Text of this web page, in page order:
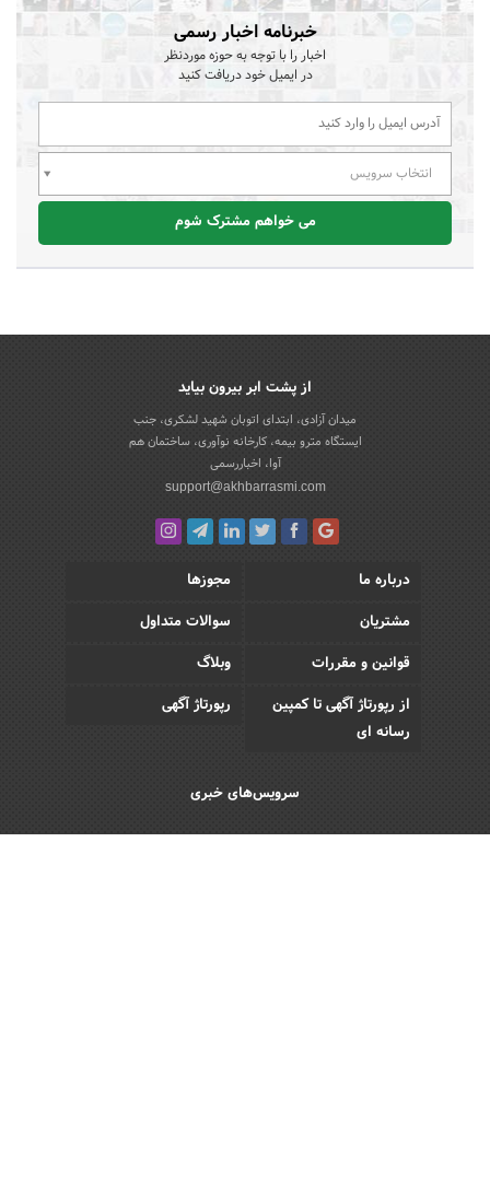
خبرنامه اخبار رسمی
اخبار را با توجه به حوزه موردنظر
در ایمیل خود دریافت کنید
انتخاب سرویس
می خواهم مشترک شوم
از پشت ابر بیرون بیاید
میدان آزادی، ابتدای اتوبان شهید لشکری، جنب
ایستگاه مترو بیمه، کارخانه نوآوری، ساختمان هم
آوا، اخباررسمی
support@akhbarrasmi.com
درباره ما
مجوزها
مشتریان
سوالات متداول
قوانین و مقررات
وبلاگ
از رپورتاژ آگهی تا کمپین
رسانه ای
رپورتاژ آگهی
سرویس‌های خبری